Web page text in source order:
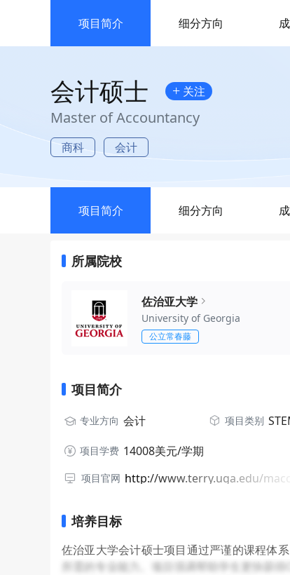
项目简介 细分方向
会计硕士 + 关注
Master of Accountancy
商科 会计
项目简介 细分方向
所属院校
佐治亚大学
University of Georgia
公立常春藤
项目简介
专业方向 会计 项目类别
项目学费 14008美元/学期
项目官网 http://www.terry.uga.edu/macc/
培养目标
佐治亚大学会计硕士项目通过严谨的课程体
所需的专业能力。项目强调帮助学生更快获